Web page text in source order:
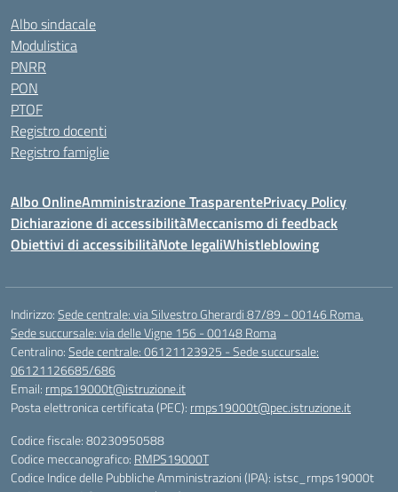
Albo sindacale
Modulistica
PNRR
PON
PTOF
Registro docenti
Registro famiglie
Albo OnlineAmministrazione TrasparentePrivacy Policy
Dichiarazione di accessibilitàMeccanismo di feedback
Obiettivi di accessibilitàNote legaliWhistleblowing
Indirizzo:Sede centrale: via Silvestro Gherardi 87/89 - 00146 Roma.
Sede succursale: via delle Vigne 156 - 00148 Roma
Centralino:Sede centrale: 06121123925 - Sede succursale:
06121126685/686
Email: rmps19000t@istruzione.it
Posta elettronica certificata (PEC): rmps19000t@pec.istruzione.it
Codice fiscale: 80230950588
Codice meccanografico: RMPS19000T
Codice Indice delle Pubbliche Amministrazioni (IPA): istsc_rmps19000t